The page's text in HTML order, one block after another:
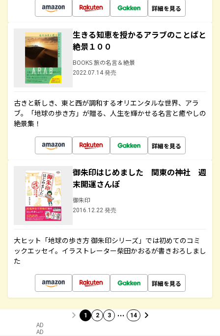
詳細を見る
生きる知恵を授かるアラブのことばと
絶景１００
BOOKS 旅の名言＆絶景
2022.07.14 発売
古きと新しき、東と西が調和するオリエンタルな世界、アラ
ブ。「地球の歩き方」が贈る、人生を輝かせる名言と癒やしの
絶景集！
詳細を見る
御朱印はじめました 関東の神社 週
末開運さんぽ
御朱印
2016.12.22 発売
大ヒット「地球の歩き方 御朱印シリーズ」では初めてのコミ
ックエッセイ。イラストレーター柴田かおるが書きおろしまし
た
詳細を見る
1 2 3 … 14
AD
AD